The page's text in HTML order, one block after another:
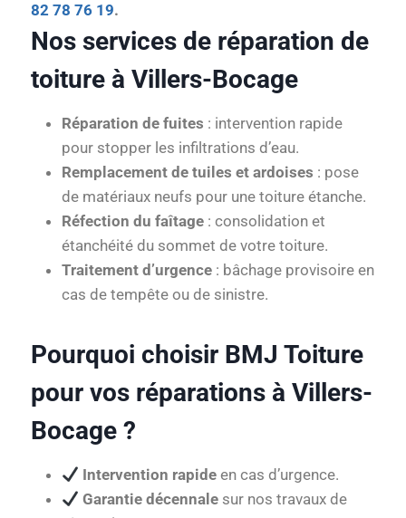
82 78 76 19.
Nos services de réparation de
toiture à Villers-Bocage
Réparation de fuites : intervention rapide
pour stopper les infiltrations d’eau.
Remplacement de tuiles et ardoises : pose
de matériaux neufs pour une toiture étanche.
Réfection du faîtage : consolidation et
étanchéité du sommet de votre toiture.
Traitement d’urgence : bâchage provisoire en
cas de tempête ou de sinistre.
Pourquoi choisir BMJ Toiture
pour vos réparations à Villers-
Bocage ?
Intervention rapide en cas d’urgence.
Garantie décennale sur nos travaux de